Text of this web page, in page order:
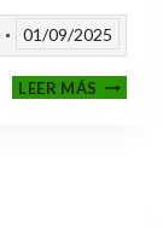
01/09/2025
LEER MÁSVI